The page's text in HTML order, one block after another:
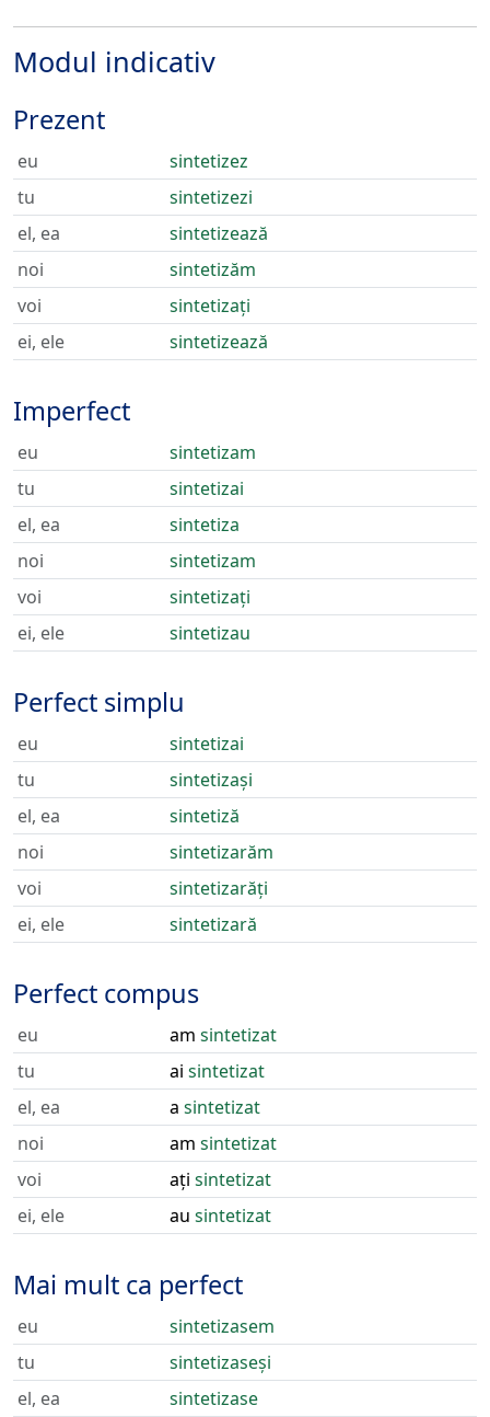
Modul indicativ
Prezent
eu
sintetizez
tu
sintetizezi
el, ea
sintetizează
noi
sintetizăm
voi
sintetizați
ei, ele
sintetizează
Imperfect
eu
sintetizam
tu
sintetizai
el, ea
sintetiza
noi
sintetizam
voi
sintetizați
ei, ele
sintetizau
Perfect simplu
eu
sintetizai
tu
sintetizași
el, ea
sintetiză
noi
sintetizarăm
voi
sintetizarăți
ei, ele
sintetizară
Perfect compus
eu am sintetizat
tu
ai sintetizat
el, ea
a sintetizat
noi
am sintetizat
voi
ați sintetizat
ei, ele
au sintetizat
Mai mult ca perfect
eu
sintetizasem
tu
sintetizaseși
el, ea
sintetizase